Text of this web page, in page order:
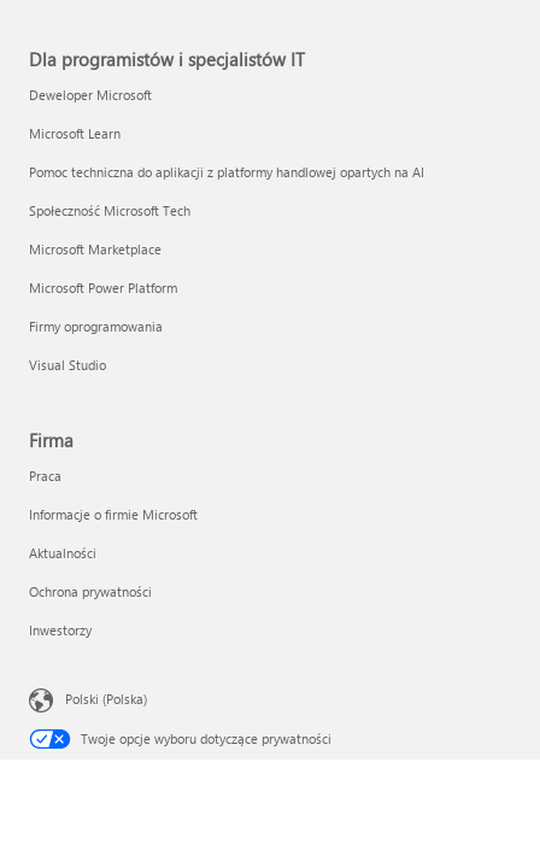
Dla programistów i specjalistów IT
Deweloper Microsoft
Microsoft Learn
Pomoc techniczna do aplikacji z platformy handlowej opartych na AI
Społeczność Microsoft Tech
Microsoft Marketplace
Microsoft Power Platform
Firmy oprogramowania
Visual Studio
Firma
Praca
Informacje o firmie Microsoft
Aktualności
Ochrona prywatności
Inwestorzy
Polski (Polska)
Twoje opcje wyboru dotyczące prywatności